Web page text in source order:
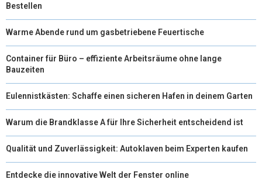
Bestellen
Warme Abende rund um gasbetriebene Feuertische
Container für Büro – effiziente Arbeitsräume ohne lange
Bauzeiten
Eulennistkästen: Schaffe einen sicheren Hafen in deinem Garten
Warum die Brandklasse A für Ihre Sicherheit entscheidend ist
Qualität und Zuverlässigkeit: Autoklaven beim Experten kaufen
Entdecke die innovative Welt der Fenster online